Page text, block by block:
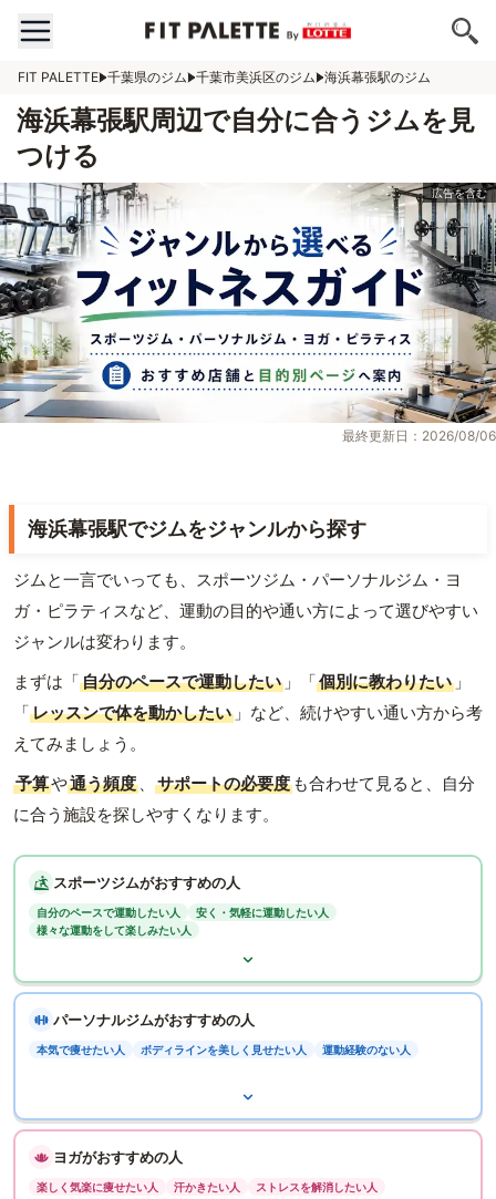
FIT PALETTE 千葉県のジム 千葉市美浜区のジム 海浜幕張駅のジム
海浜幕張駅周辺で自分に合うジムを見
つける
最終更新日：2026/08/06
海浜幕張駅でジムをジャンルから探す
ジムと一言でいっても、スポーツジム・パーソナルジム・ヨ
ガ・ピラティスなど、運動の目的や通い方によって選びやすい
ジャンルは変わります。
まずは「自分のペースで運動したい 」「個別に教わりたい 」
「レッスンで体を動かしたい 」など、続けやすい通い方から考
えてみましょう。
予算や通う頻度 、 サポートの必要度 も合わせて見ると、自分
に合う施設を探しやすくなります。
スポーツジムがおすすめの人
自分のペースで運動したい人
安く・気軽に運動したい人
様々な運動をして楽しみたい人
パーソナルジムがおすすめの人
本気で痩せたい人 ボディラインを美しく見せたい人 運動経験のない人
ヨガがおすすめの人
楽しく気楽に痩せたい人 汗かきたい人 ストレスを解消したい人